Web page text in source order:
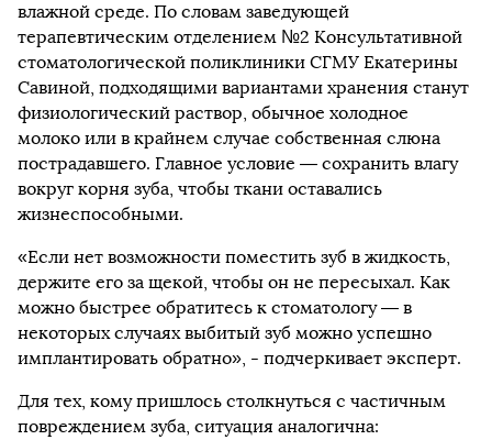
влажной среде. По словам заведующей
терапевтическим отделением №2 Консультативной
стоматологической поликлиники СГМУ Екатерины
Савиной, подходящими вариантами хранения станут
физиологический раствор, обычное холодное
молоко или в крайнем случае собственная слюна
пострадавшего. Главное условие — сохранить влагу
вокруг корня зуба, чтобы ткани оставались
жизнеспособными.
«Если нет возможности поместить зуб в жидкость,
держите его за щекой, чтобы он не пересыхал. Как
можно быстрее обратитесь к стоматологу — в
некоторых случаях выбитый зуб можно успешно
имплантировать обратно», - подчеркивает эксперт.
Для тех, кому пришлось столкнуться с частичным
повреждением зуба, ситуация аналогична: